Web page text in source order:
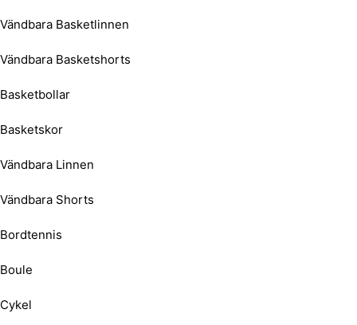
Vändbara Basketlinnen
Vändbara Basketshorts
Basketbollar
Basketskor
Vändbara Linnen
Vändbara Shorts
Bordtennis
Boule
Cykel